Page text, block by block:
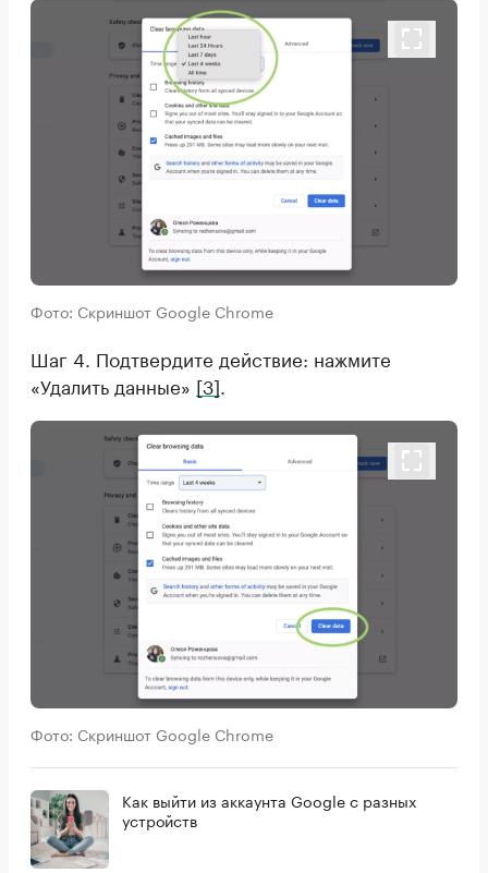
Фото: Скриншот Google Chrome
Шаг 4. Подтвердите действие: нажмите
«Удалить данные» [3].
Фото: Скриншот Google Chrome
Как выйти из аккаунта Google с разных
устройств